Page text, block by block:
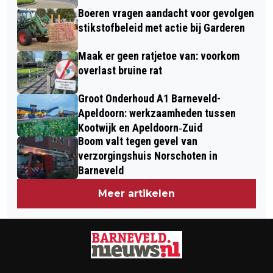
Boeren vragen aandacht voor gevolgen
stikstofbeleid met actie bij Garderen
Maak er geen ratjetoe van: voorkom
overlast bruine rat
Groot Onderhoud A1 Barneveld-
Apeldoorn: werkzaamheden tussen
Kootwijk en Apeldoorn‐Zuid
Boom valt tegen gevel van
verzorgingshuis Norschoten in
Barneveld
Meer artikelen